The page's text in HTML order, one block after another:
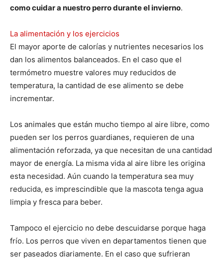
de
como cuidar a nuestro perro durante el invierno.
La alimentación y los ejercicios
El mayor aporte de calorías y nutrientes necesarios los
dan los alimentos balanceados. En el caso que el
termómetro muestre valores muy reducidos de
temperatura, la cantidad de ese alimento se debe
incrementar.
Los animales que están mucho tiempo al aire libre, como
pueden ser los perros guardianes, requieren de una
alimentación reforzada, ya que necesitan de una cantidad
mayor de energía. La misma vida al aire libre les origina
esta necesidad. Aún cuando la temperatura sea muy
reducida, es imprescindible que la mascota tenga agua
limpia y fresca para beber.
Tampoco el ejercicio no debe descuidarse porque haga
frío. Los perros que viven en departamentos tienen que
ser paseados diariamente. En el caso que sufrieran